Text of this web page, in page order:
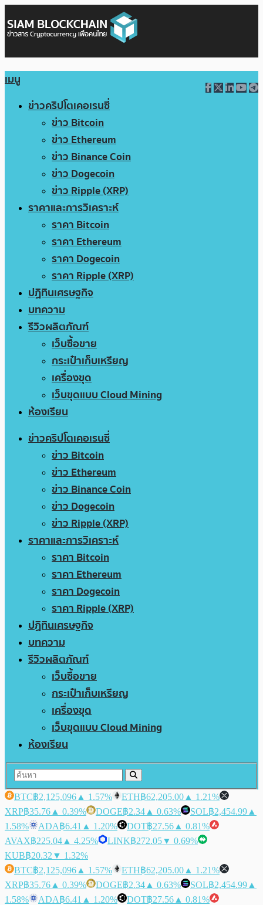
เมนู
ข่าวคริปโตเคอเรนซี่
ข่าว Bitcoin
ข่าว Ethereum
ข่าว Binance Coin
ข่าว Dogecoin
ข่าว Ripple (XRP)
ราคาและการวิเคราะห์
ราคา Bitcoin
ราคา Ethereum
ราคา Dogecoin
ราคา Ripple (XRP)
ปฏิทินเศรษฐกิจ
บทความ
รีวิวผลิตภัณฑ์
เว็บซื้อขาย
กระเป๋าเก็บเหรียญ
เครื่องขุด
เว็บขุดแบบ Cloud Mining
ห้องเรียน
ข่าวคริปโตเคอเรนซี่
ข่าว Bitcoin
ข่าว Ethereum
ข่าว Binance Coin
ข่าว Dogecoin
ข่าว Ripple (XRP)
ราคาและการวิเคราะห์
ราคา Bitcoin
ราคา Ethereum
ราคา Dogecoin
ราคา Ripple (XRP)
ปฏิทินเศรษฐกิจ
บทความ
รีวิวผลิตภัณฑ์
เว็บซื้อขาย
กระเป๋าเก็บเหรียญ
เครื่องขุด
เว็บขุดแบบ Cloud Mining
ห้องเรียน
BTC฿2,125,096 ▲ 1.57% ETH฿62,205.00 ▲ 1.21%
XRP฿35.76 ▲ 0.39% DOGE฿2.34 ▲ 0.63% SOL฿2,454.99 ▲
1.58%
ADA฿6.41 ▲ 1.20% DOT฿27.56 ▲ 0.81%
AVAX฿225.04 ▲ 4.25% LINK฿272.05▼ 0.69%
KUB฿20.32 ▼ 1.32%
BTC฿2,125,096 ▲ 1.57% ETH฿62,205.00 ▲ 1.21%
XRP฿35.76 ▲ 0.39% DOGE฿2.34 ▲ 0.63% SOL฿2,454.99 ▲
1.58%
ADA฿6.41 ▲ 1.20% DOT฿27.56 ▲ 0.81%